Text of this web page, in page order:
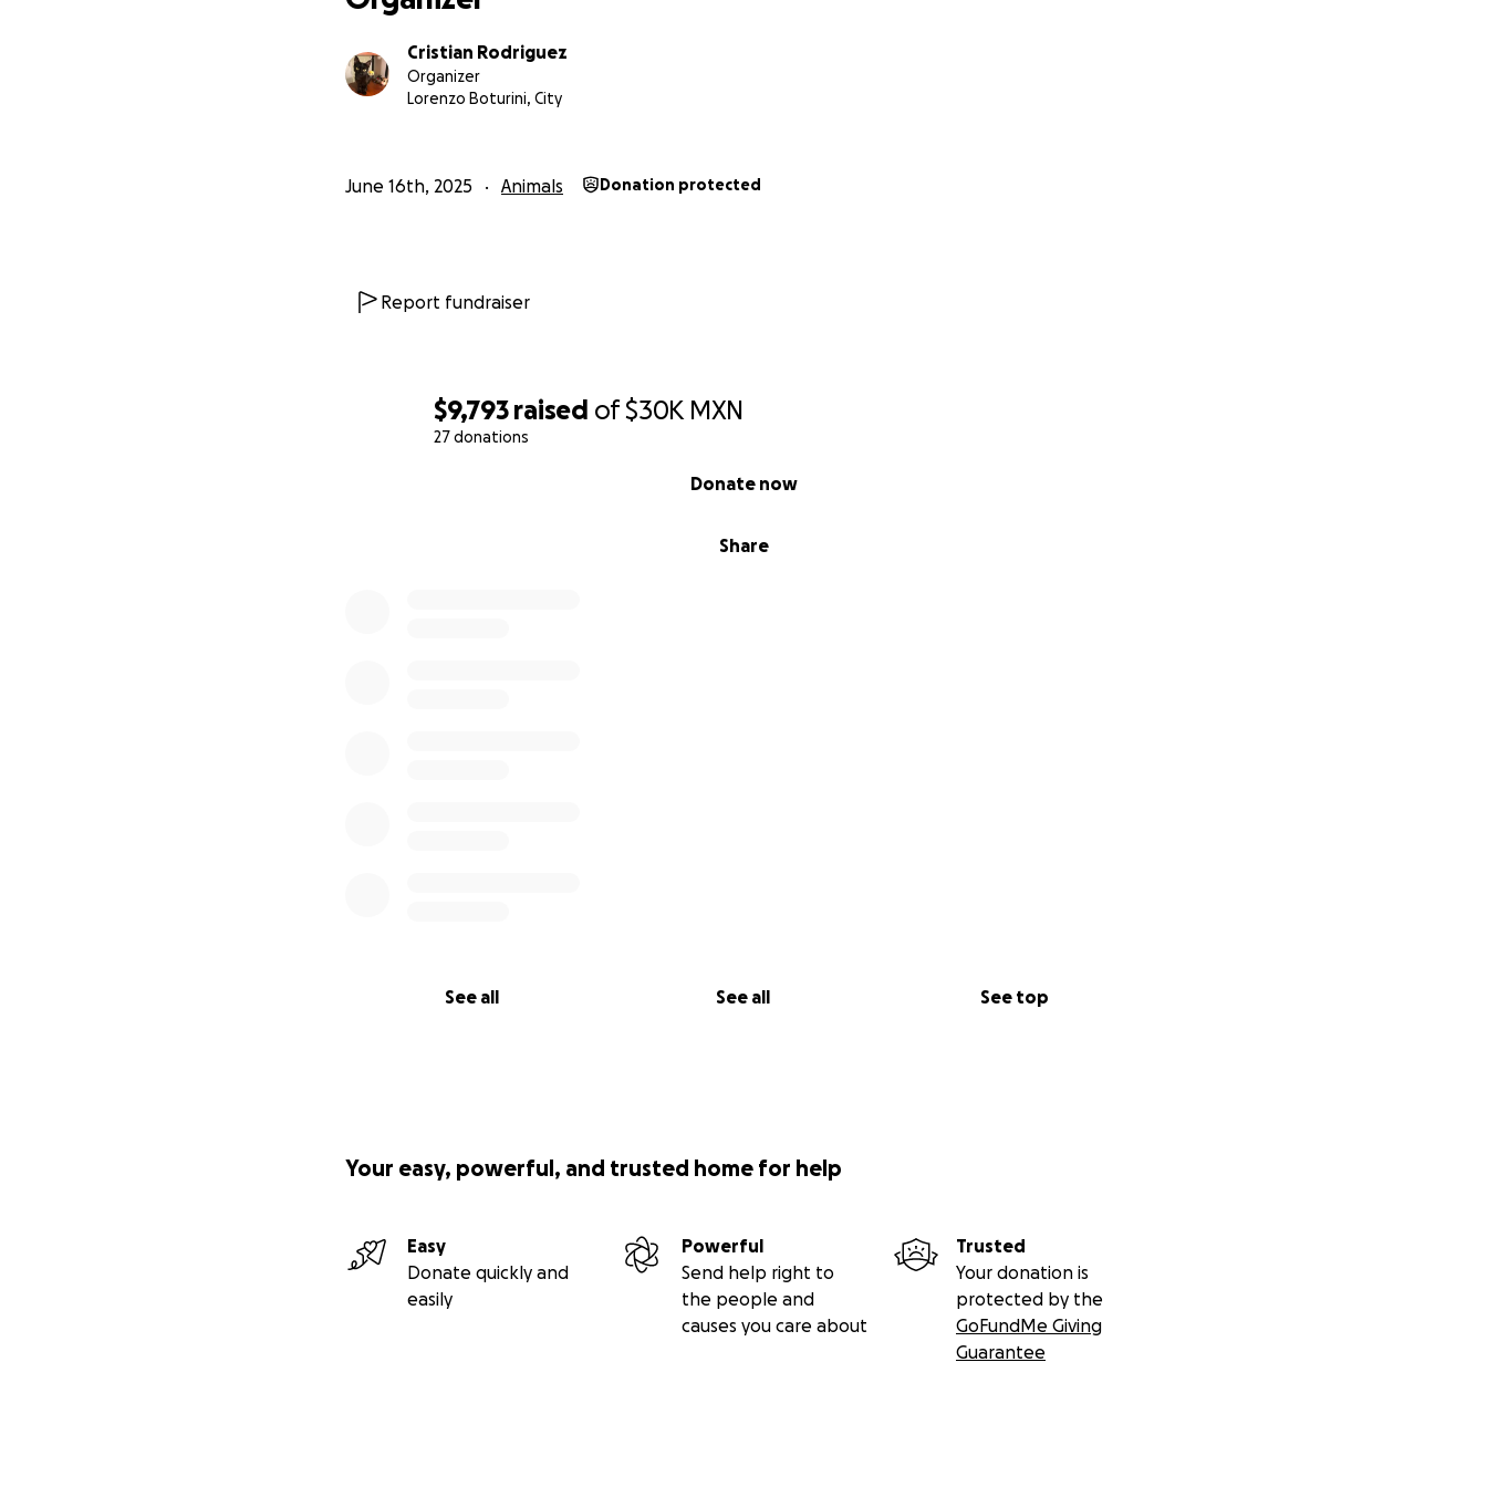
$9,793 raised of$30K MXN
27 donations
Share
Donate now
See all See all See top
Cristian Rodriguez
Organizer
Lorenzo Boturini, City
June 16th, 2025 Animals Donation protected
Report fundraiser
Your easy, powerful, and trusted home for help
Easy
Donate quickly and
easily
Powerful
Send help right to
the people and
causes you care about
Trusted
Your donation is
protected by the
GoFundMe Giving
Guarantee